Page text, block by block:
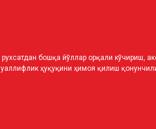
бошқа йўллар орқали
ҳуқуқини ҳимоя қилиш